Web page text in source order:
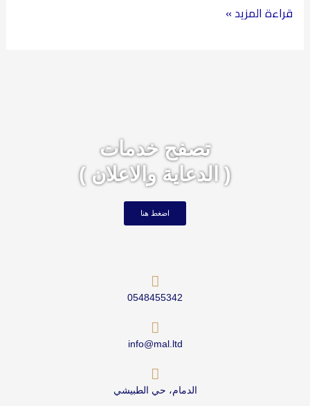
قراءة المزيد »
تصفح خدمات
( الدعاية والاعلان )
اضغط هنا
0548455342
info@mal.ltd
الدمام، حي الطبيشي